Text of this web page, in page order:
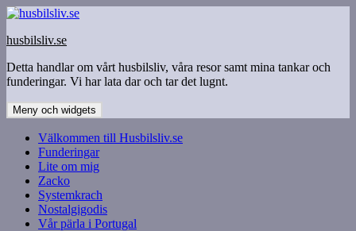
Hoppa
innehåll
husbilsliv.se
Detta handlar om vårt husbilsliv, våra resor samt mina tankar och
funderingar. Vi har lata dar och tar det lugnt.
Meny och widgets
Välkommen till Husbilsliv.se
Funderingar
Lite om mig
Zacko
Systemkrach
Nostalgigodis
Vår pärla i Portugal